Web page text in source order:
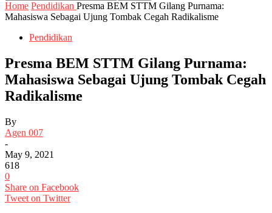
Home Pendidikan Presma BEM STTM Gilang Purnama:
Mahasiswa Sebagai Ujung Tombak Cegah Radikalisme
Pendidikan
Presma BEM STTM Gilang Purnama:
Mahasiswa Sebagai Ujung Tombak Cegah
Radikalisme
By
Agen 007
-
May 9, 2021
618
0
Share on Facebook
Tweet on Twitter